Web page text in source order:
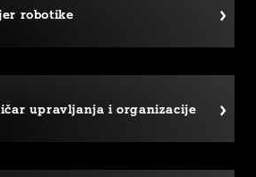
robotike
upravljanja i organizacije